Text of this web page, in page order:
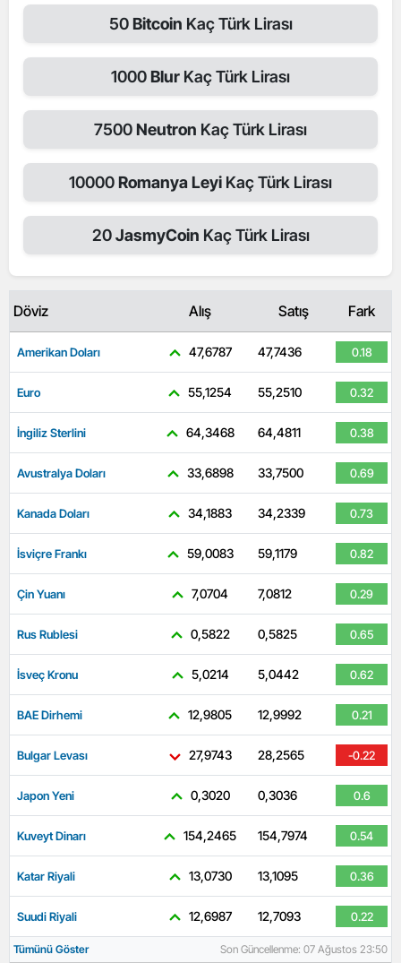
50Bitcoin Kaç Türk Lirası
1000Blur Kaç Türk Lirası
7500Neutron Kaç Türk Lirası
10000Romanya Leyi Kaç Türk Lirası
20JasmyCoin Kaç Türk Lirası
Döviz Alış Satış Fark
Amerikan Doları 47,6787 47,7436 0.18
Euro 55,1254 55,2510 0.32
İngiliz Sterlini 64,3468 64,4811 0.38
Avustralya Doları 33,6898 33,7500 0.69
Kanada Doları 34,1883 34,2339 0.73
İsviçre Frankı 59,0083 59,1179 0.82
Çin Yuanı 7,0704 7,0812 0.29
Rus Rublesi 0,5822 0,5825 0.65
İsveç Kronu 5,0214 5,0442 0.62
BAE Dirhemi 12,9805 12,9992 0.21
Bulgar Levası 27,9743 28,2565 -0.22
Japon Yeni 0,3020 0,3036 0.6
Kuveyt Dinarı 154,2465 154,7974 0.54
Katar Riyali 13,0730 13,1095 0.36
Suudi Riyali 12,6987 12,7093 0.22
Tümünü Göster Son Güncellenme: 07 Ağustos 23:50